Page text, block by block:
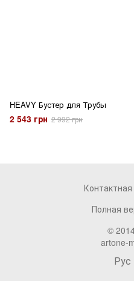
HEAVY Бустер для Трубы
2 543 грн 2 992 грн
Полная
©
artone-
Рус